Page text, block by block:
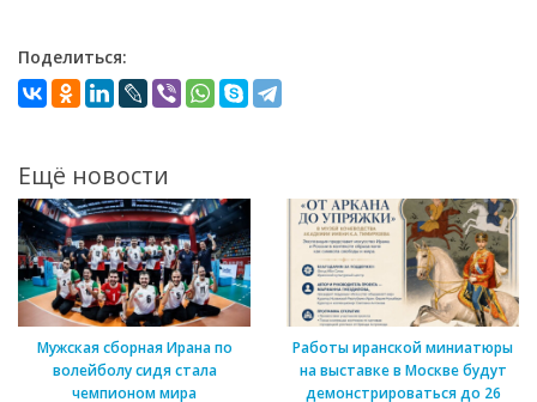
Поделиться:
Ещё новости
Мужская сборная Ирана по
волейболу сидя стала
чемпионом мира
Работы иранской миниатюры
на выставке в Москве будут
демонстрироваться до 26